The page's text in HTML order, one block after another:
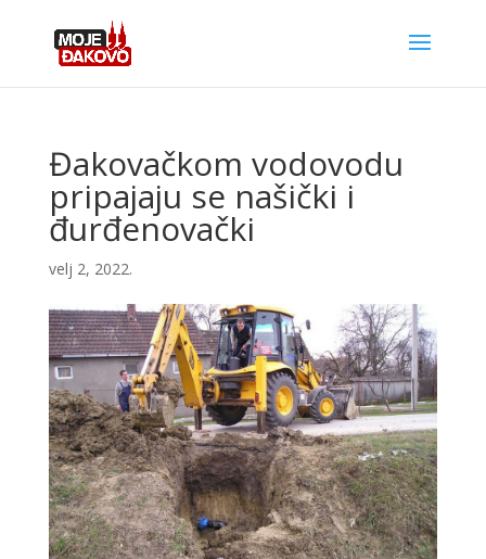
Đakovačkom vodovodu
pripajaju se našički i
đurđenovački
velj 2, 2022.